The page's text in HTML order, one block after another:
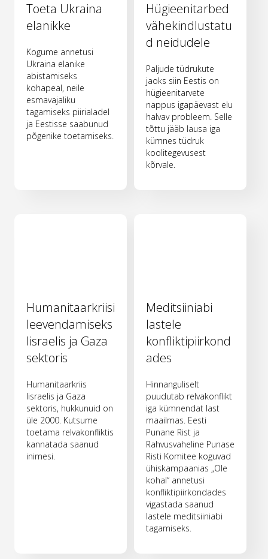
Toeta Ukraina
elanikke
Kogume annetusi
Ukraina elanike
abistamiseks
kohapeal, neile
esmavajaliku
tagamiseks piirialadel
ja Eestisse saabunud
põgenike toetamiseks.
Hügieenitarbed
vähekindlustatu
d neidudele
Paljude tüdrukute
jaoks siin Eestis on
hügieenitarvete
nappus igapäevast elu
halvav probleem. Selle
tõttu jääb lausa iga
kümnes tüdruk
koolitegevusest
kõrvale.
Humanitaarkriisi
leevendamiseks
Iisraelis ja Gaza
sektoris
Humanitaarkriis
Iisraelis ja Gaza
sektoris, hukkunuid on
üle 2000. Kutsume
toetama relvakonfliktis
kannatada saanud
inimesi.
Meditsiiniabi
lastele
konfliktipiirkond
ades
Hinnanguliselt
puudutab relvakonflikt
iga kümnendat last
maailmas. Eesti
Punane Rist ja
Rahvusvaheline Punase
Risti Komitee koguvad
ühiskampaanias „Ole
kohal“ annetusi
konfliktipiirkondades
vigastada saanud
lastele meditsiiniabi
tagamiseks.